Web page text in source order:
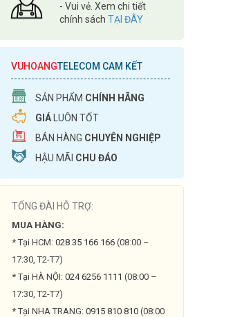
- Vui vẻ. Xem chi tiết
chính sách TẠI ĐÂY
VUHOANGTELECOM CAM KẾT
SẢN PHẨM CHÍNH HÃNG
GIÁ LUÔN TỐT
BÁN HÀNG CHUYÊN NGHIỆP
HẬU MÃI CHU ĐÁO
TỔNG ĐÀI HỖ TRỢ:
MUA HÀNG:
* Tại HCM: 028 35 166 166 (08:00 –
17:30, T2-T7)
* Tại HÀ NỘI: 024 6256 1111 (08:00 –
17:30, T2-T7)
* Tại NHA TRANG: 0915 810 810 (08:00